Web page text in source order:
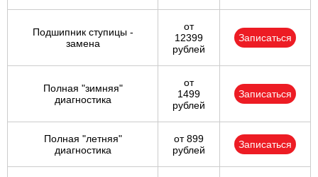
Подшипник ступицы -
замена
от
12399
рублей
Записаться
Полная "зимняя"
диагностика
от
1499
рублей
Записаться
Полная "летняя"
диагностика
от 899
рублей
Записаться